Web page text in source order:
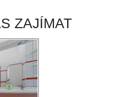
ZAJÍMAT